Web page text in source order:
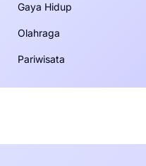
Gaya Hidup
Olahraga
Pariwisata